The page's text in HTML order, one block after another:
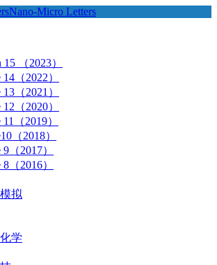
Nano-Micro Letters
（2023）
（2022）
（2021）
（2020）
（2019）
（2018）
（2017）
（2016）
拟
学